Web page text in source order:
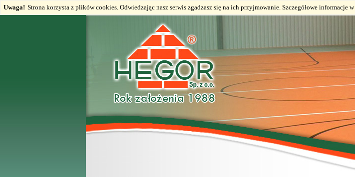
Uwaga! Strona korzysta z plików cookies. Odwiedzając nasz serwis zgadzasz się na ich przyjmowanie. Szczegółowe informacje w